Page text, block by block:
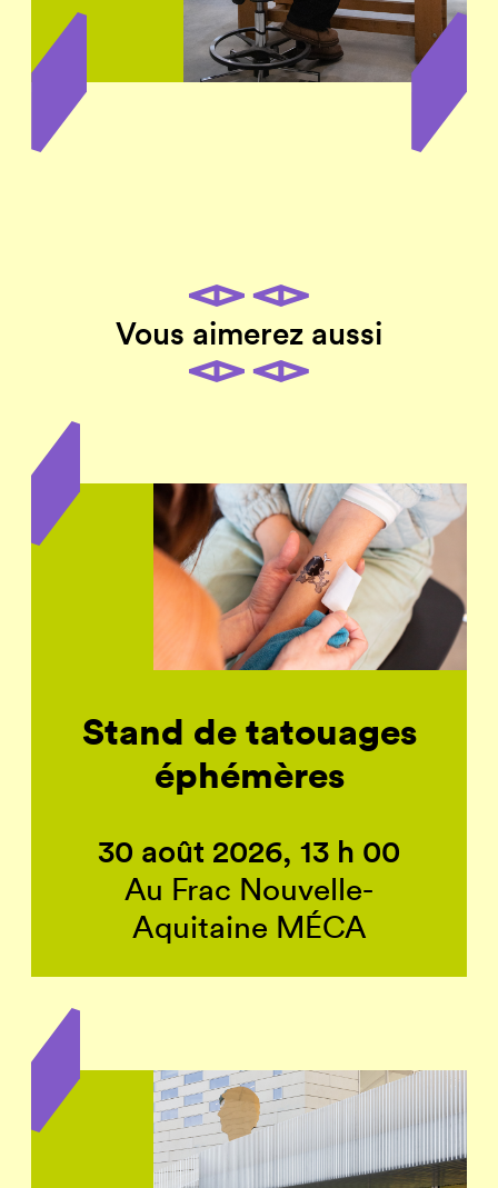
Vous aimerez aussi
Stand de tatouages
éphémères
30 août 2026, 13 h 00
Au Frac Nouvelle-
Aquitaine MÉCA